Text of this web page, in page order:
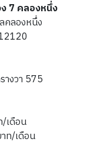
7 คลองหนึ่ง
คลองหนึ่ง
างวา 575
/เดือน
ท/เดือน